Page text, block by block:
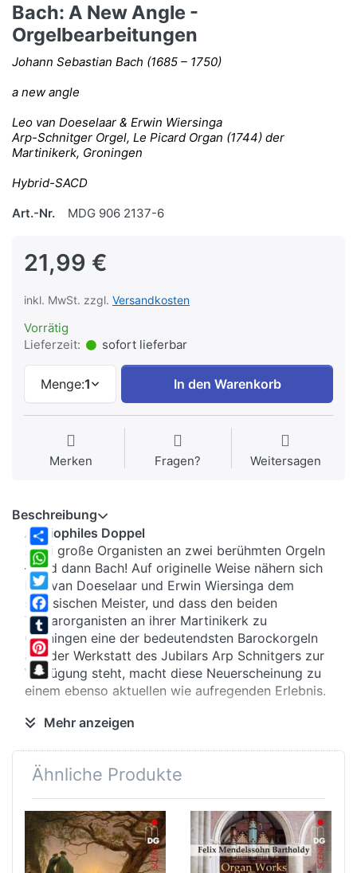
Bach: A New Angle -
Orgelbearbeitungen
Johann Sebastian Bach (1685 – 1750)
a new angle
Leo van Doeselaar & Erwin Wiersinga
Arp-Schnitger Orgel, Le Picard Organ (1744) der
Martinikerk, Groningen
Hybrid-SACD
Art.-Nr.
MDG 906 2137-6
21,99 €
inkl. MwSt. zzgl. Versandkosten
Vorrätig
Lieferzeit:
sofort lieferbar
Menge:1 In den Warenkorb
Merken Fragen? Weitersagen
Share
WhatsApp
Twitter
Facebook
Tumblr
Pinterest
Snapchat
Beschreibung
Audiophiles Doppel
Zwei große Organisten an zwei berühmten Orgeln
– und dann Bach! Auf originelle Weise nähern sich
Leo van Doeselaar und Erwin Wiersinga dem
sächsischen Meister, und dass den beiden
Titularorganisten an ihrer Martinikerk zu
Groningen eine der bedeutendsten Barockorgeln
aus der Werkstatt des Jubilars Arp Schnitgers zur
Verfügung steht, macht diese Neuerscheinung zu
einem ebenso aktuellen wie aufregenden Erlebnis.
Bearbeitungen stehen auf dem Programm. Und
Bearbeitungen von Bearbeitungen, denn Bach
der Kollegen für seine Zwecke zu adaptieren. Das
berühmte Präludium aus der Partita E-Dur für
Violine solo wandelte sich so zu einer festlichen
Kantatenouvertüre – Pauken und Trompeten
Mehr anzeigen
Ähnliche Produkte